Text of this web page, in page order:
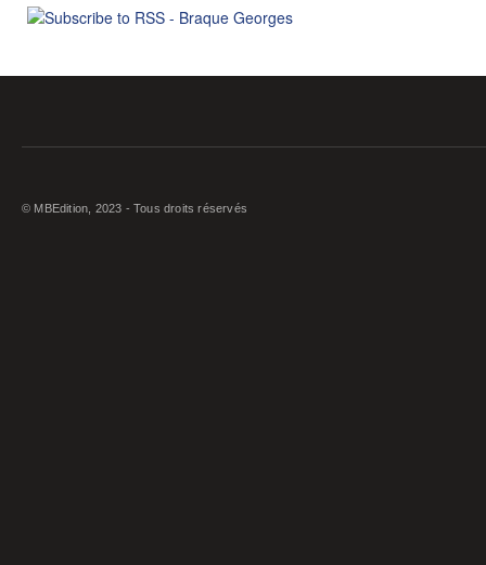
© MBEdition, 2023 - Tous droits réservés